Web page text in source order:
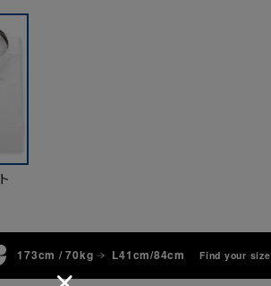
173cm / 70kg L41cm/84cm Find your size